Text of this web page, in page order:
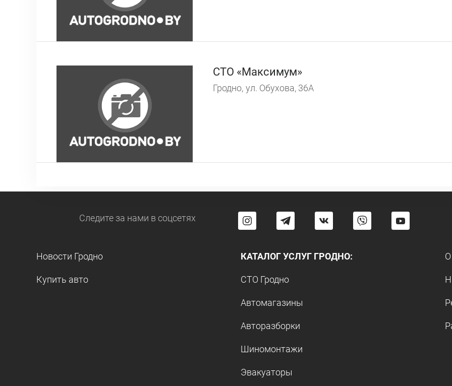
СТО «Максимум»
Гродно, ул. Обухова, 36А
Следите за нами в соцсетях
Новости Гродно
Купить авто
КАТАЛОГ УСЛУГ ГРОДНО:
СТО Гродно
Автомагазины
Авторазборки
Шиномонтажи
Эвакуаторы